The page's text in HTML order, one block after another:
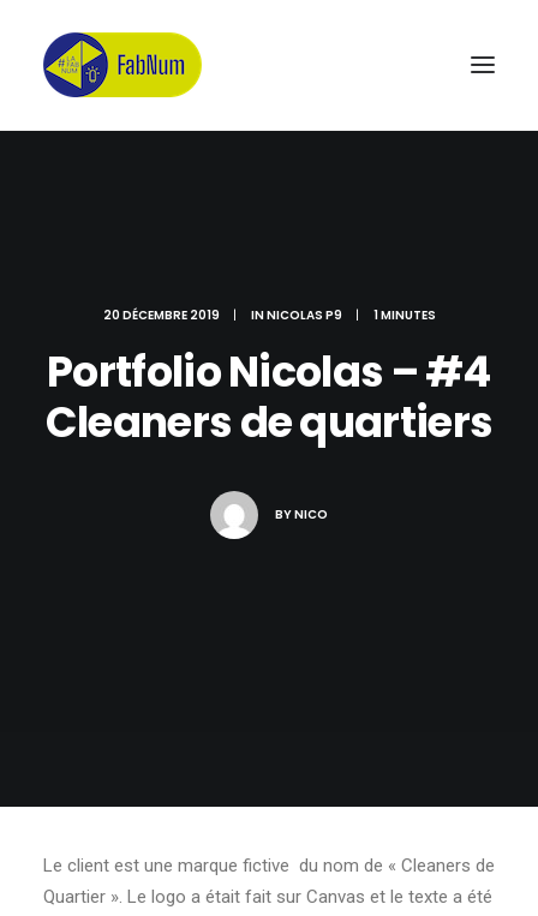
20 DÉCEMBRE 2019 | INNICOLAS P9 | 1 MINUTES
Portfolio Nicolas – #4
Cleaners de quartiers
BYNICO
Le client est une marque fictive du nom de « Cleaners de
Quartier ». Le logo a était fait sur Canvas et le texte a été